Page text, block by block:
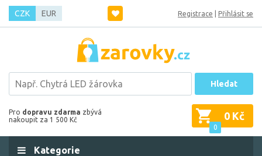
CZK EUR Registrace Přihlásit se
Hledat
Pro dopravu zdarma zbývá
nakoupit za 1 500 Kč
0
0 Kč
Kategorie